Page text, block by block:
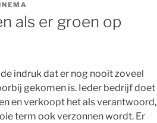
als er groen op
indruk dat er nog nooit zoveel
gekomen is. Ieder bedrijf doet
en verkoopt het als verantwoord,
term ook verzonnen wordt. Er